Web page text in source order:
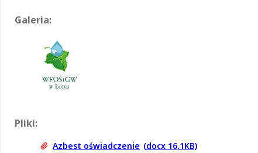
Galeria:
Pliki:
Azbest oświadczenie (docx 16,1KB)